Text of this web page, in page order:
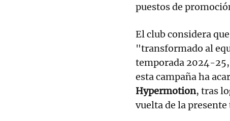
puestos de
El club considera que
"transformado al
temporada 2024-
esta campaña ha
Hypermotion, tras
vuelta de la